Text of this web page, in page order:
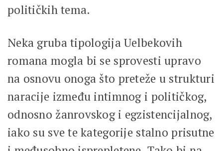
političkih tema.
Neka gruba tipologija Uelbekovih
romana mogla bi se sprovesti upravo
na osnovu onoga što preteže u strukturi
naracije između intimnog i političkog,
odnosno žanrovskog i egzistencijalnog,
iako su sve te kategorije stalno prisutne